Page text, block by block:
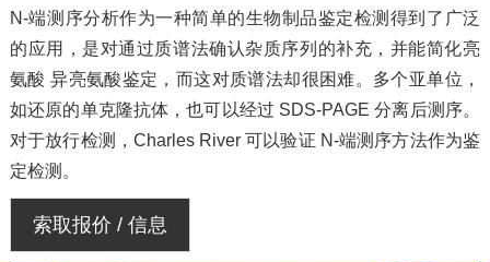
N-端测序分析作为一种简单的生物制品鉴定检测得到了广泛
的应用，是对通过质谱法确认杂质序列的补充，并能简化亮
氨酸 异亮氨酸鉴定，而这对质谱法却很困难。多个亚单位，
如还原的单克隆抗体，也可以经过 SDS-PAGE 分离后测序。
对于放行检测，Charles River 可以验证 N-端测序方法作为鉴
定检测。
索取报价 / 信息